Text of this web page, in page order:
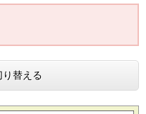
替える